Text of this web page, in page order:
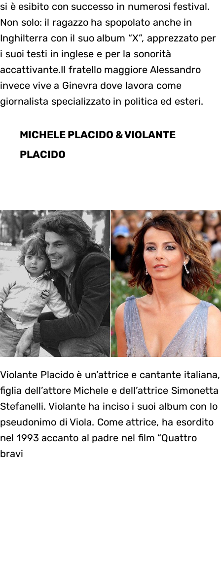
si è esibito con successo in numerosi festival.
Non solo: il ragazzo ha spopolato anche in
Inghilterra con il suo album “X”, apprezzato per
i suoi testi in inglese e per la sonorità
accattivante.Il fratello maggiore Alessandro
invece vive a Ginevra dove lavora come
giornalista specializzato in politica ed esteri.
MICHELE PLACIDO & VIOLANTE
PLACIDO
Violante Placido è un’attrice e cantante italiana,
figlia dell’attore Michele e dell’attrice Simonetta
Stefanelli. Violante ha inciso i suoi album con lo
pseudonimo di Viola. Come attrice, ha esordito
nel 1993 accanto al padre nel film “Quattro
bravi